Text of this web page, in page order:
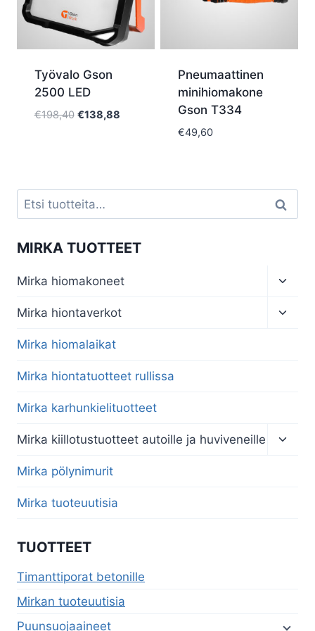
Työvalo Gson
2500 LED
€198,40 Alkuperäinen
€138,88Nykyinen
Pneumaattinen
minihiomakone
Gson T334
€49,60
Etsi: Haku
MIRKA TUOTTEET
Mirka hiomakoneet
menu
Mirka hiontaverkot
Mirka hiomalaikat
Mirka hiontatuotteet rullissa
Mirka karhunkielituotteet
Mirka kiillotustuotteet autoille ja huviveneille
Mirka pölynimurit
Mirka tuoteuutisia
TUOTTEET
Timanttiporat betonille
Mirkan tuoteuutisia
Puunsuojaaineet